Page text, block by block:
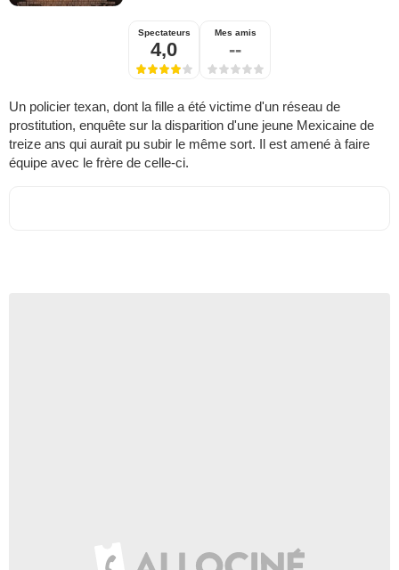
Spectateurs
4,0
Mes amis
--
Un policier texan, dont la fille a été victime d'un réseau de
prostitution, enquête sur la disparition d'une jeune Mexicaine de
treize ans qui aurait pu subir le même sort. Il est amené à faire
équipe avec le frère de celle-ci.